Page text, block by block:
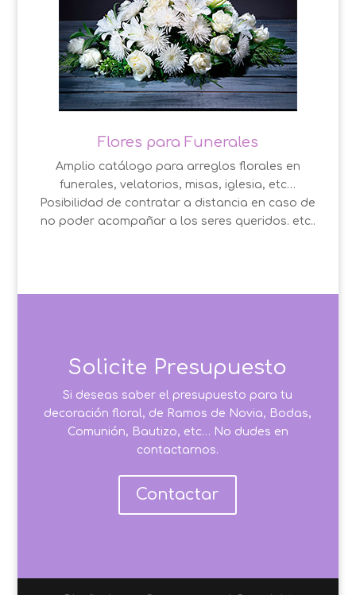
Flores para Funerales
Amplio catálogo para arreglos florales en
funerales, velatorios, misas, iglesia, etc…
Posibilidad de contratar a distancia en caso de
no poder acompañar a los seres queridos. etc..
Solicite Presupuesto
Si deseas saber el presupuesto para tu
decoración floral, de Ramos de Novia, Bodas,
Comunión, Bautizo, etc… No dudes en
contactarnos.
Contactar